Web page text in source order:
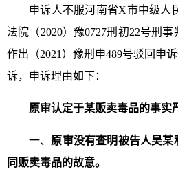
申诉人不服河南省X市中级人
法院（2020）豫0727刑初22号刑
作出（2021）豫刑申489号驳回申
诉，申诉理由如下：
原审认定于某贩卖毒品的事实
一、 原审没有查明被告人吴
同贩卖毒品的故意。